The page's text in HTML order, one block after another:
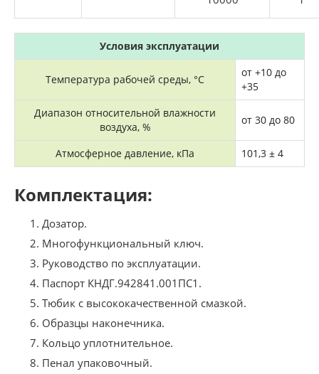
Условия эксплуатации
Температура рабочей среды, °C
от +10 до
+35
Диапазон относительной влажности
воздуха, %
от 30 до 80
Атмосферное давление, кПа 101,3 ± 4
Комплектация:
Дозатор.
Многофункциональный ключ.
Руководство по эксплуатации.
Паспорт КНДГ.942841.001ПС1.
Тюбик с высококачественной смазкой.
Образцы наконечника.
Кольцо уплотнительное.
Пенал упаковочный.